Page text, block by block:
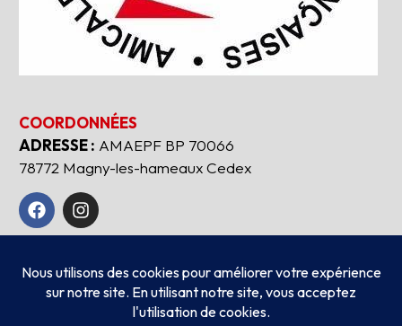
COORDONNÉES
ADRESSE : AMAEPF BP 70066
78772 Magny-les-hameaux Cedex
Tous droits réservés2026AMAEPF.-Mentions
légalesCréation AUBEAUFIXE.FR